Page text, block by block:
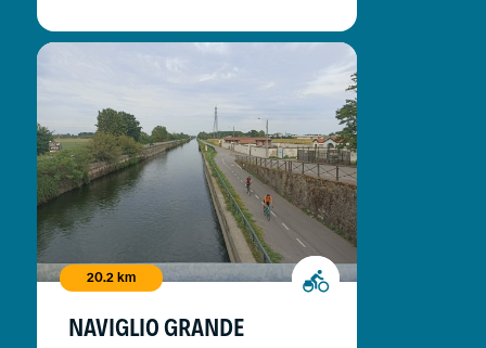
20.2 km
NAVIGLIO GRANDE